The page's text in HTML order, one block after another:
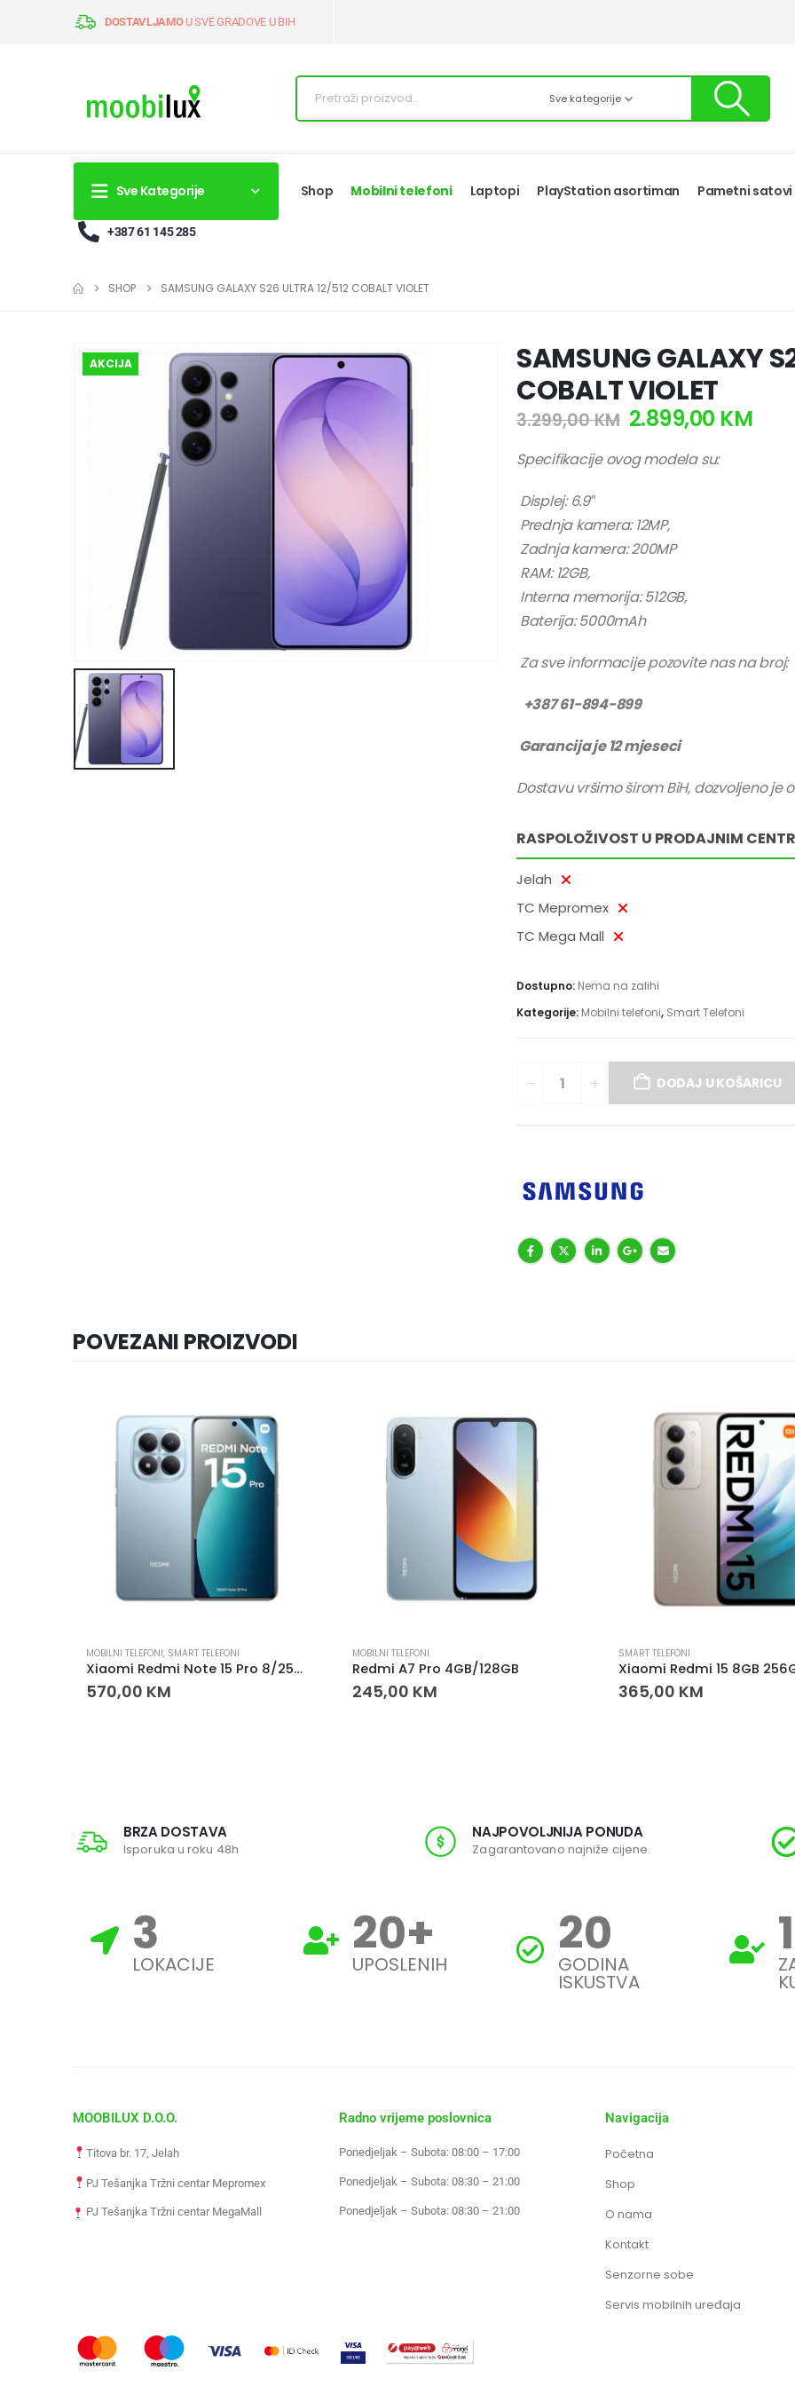
DOSTAVLJAMOU SVE GRADOVE U BIH
Sve kategorije
Sve Kategorije Shop Mobilni telefoni Laptopi PlayStation asortiman Pametni satovi
+387 61 145 285
SHOP SAMSUNG GALAXY S26 ULTRA 12/512 COBALT VIOLET
AKCIJA
SAMSUNG GALAXY
COBALT VIOLET
3.299,00KM 2.899,00 KM
Specifikacije ovog modela su:
Displej: 6.9″
Prednja kamera: 12MP,
Zadnja kamera: 200MP
RAM: 12GB,
Interna memorija: 512GB,
Baterija: 5000mAh
Za sve informacije pozovite nas na broj:
+387 61-894-899
Garancija je 12 mjeseci
Dostavu vršimo širom BiH, dozvoljeno
RASPOLOŽIVOST U PRODAJNIM
Jelah
TC Mepromex
TC Mega Mall
Dostupno: Nema na zalihi
Kategorije: Mobilni telefoni, Smart Telefoni
DODAJ U KOŠARICU
POVEZANI PROIZVODI
MOBILNI TELEFONI, SMART TELEFONI
Xiaomi Redmi Note 15 Pro 8/256 – 200MP, 6500mAh
570,00 KM
MOBILNI TELEFONI
Redmi A7 Pro 4GB/128GB
245,00 KM
SMART TELEFONI
365,00 KM
BRZA DOSTAVA
Isporuka u roku 48h
NAJPOVOLJNIJA PONUDA
Zagarantovano najniže cijene.
3
LOKACIJE 20+
UPOSLENIH 20
GODINA
ISKUSTVA
MOOBILUX D.O.O.
Titova br. 17, Jelah
PJ Tešanjka Tržni centar Mepromex
PJ Tešanjka Tržni centar MegaMall
Radno vrijeme poslovnica
Ponedjeljak – Subota: 08:00 – 17:00
Ponedjeljak – Subota: 08:30 – 21:00
Ponedjeljak – Subota: 08:30 – 21:00
Navigacija
Početna
Shop
O nama
Kontakt
Senzorne sobe
Servis mobilnih uređaja